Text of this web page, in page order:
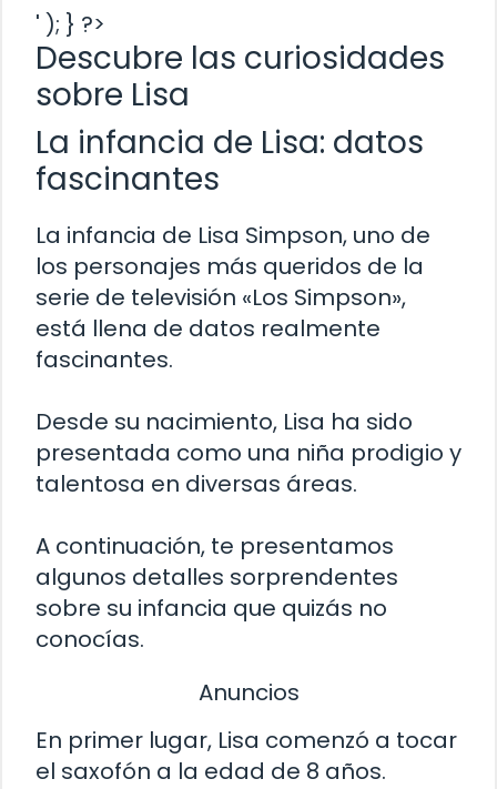
' ); } ?>
Descubre las curiosidades
sobre Lisa
La infancia de Lisa: datos
fascinantes
La infancia de Lisa Simpson, uno de
los personajes más queridos de la
serie de televisión «Los Simpson»,
está llena de datos realmente
fascinantes.
Desde su nacimiento, Lisa ha sido
presentada como una niña prodigio y
talentosa en diversas áreas.
A continuación, te presentamos
algunos detalles sorprendentes
sobre su infancia que quizás no
conocías.
Anuncios
En primer lugar, Lisa comenzó a tocar
el saxofón a la edad de 8 años.